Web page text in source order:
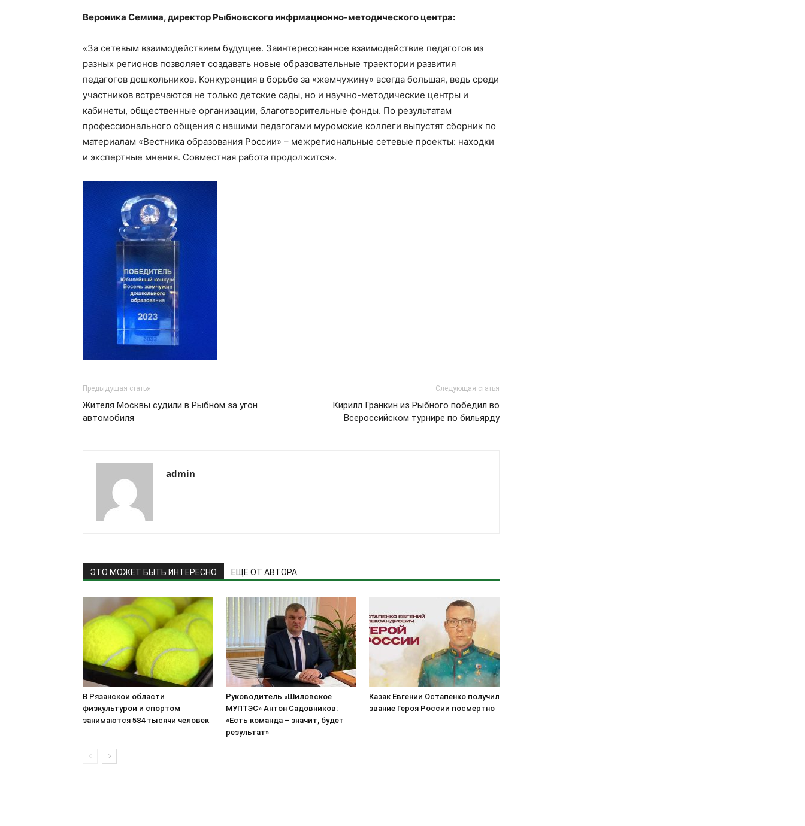
Вероника Семина, директор Рыбновского инфрмационно-методического центра:
«За сетевым взаимодействием будущее. Заинтересованное взаимодействие педагогов из
разных регионов позволяет создавать новые образовательные траектории развития
педагогов дошкольников. Конкуренция в борьбе за «жемчужину» всегда большая, ведь среди
участников встречаются не только детские сады, но и научно-методические центры и
кабинеты, общественные организации, благотворительные фонды. По результатам
профессионального общения с нашими педагогами муромские коллеги выпустят сборник по
материалам «Вестника образования России» – межрегиональные сетевые проекты: находки
и экспертные мнения. Совместная работа продолжится».
Предыдущая статья
Жителя Москвы судили в Рыбном за угон
автомобиля
Следующая статья
Кирилл Гранкин из Рыбного победил во
Всероссийском турнире по бильярду
admin
ЭТО МОЖЕТ БЫТЬ ИНТЕРЕСНО ЕЩЕ ОТ АВТОРА
В Рязанской области
физкультурой и спортом
занимаются 584 тысячи человек
Руководитель «Шиловское
МУПТЭС» Антон Садовников:
«Есть команда – значит, будет
результат»
Казак Евгений Остапенко получил
звание Героя России посмертно